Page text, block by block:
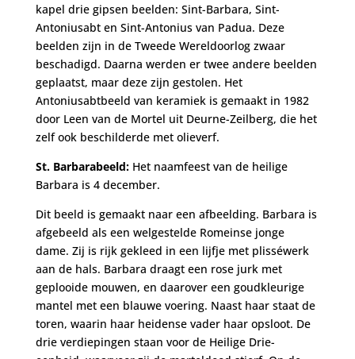
kapel drie gipsen beelden: Sint-Barbara, Sint-
Antoniusabt en Sint-Antonius van Padua. Deze
beelden zijn in de Tweede Wereldoorlog zwaar
beschadigd. Daarna werden er twee andere beelden
geplaatst, maar deze zijn gestolen. Het
Antoniusabtbeeld van keramiek is gemaakt in 1982
door Leen van de Mortel uit Deurne-Zeilberg, die het
zelf ook beschilderde met olieverf.
St. Barbarabeeld: Het naamfeest van de heilige
Barbara is 4 december.
Dit beeld is gemaakt naar een afbeelding. Barbara is
afgebeeld als een welgestelde Romeinse jonge
dame. Zij is rijk gekleed in een lijfje met plisséwerk
aan de hals. Barbara draagt een rose jurk met
geplooide mouwen, en daarover een goudkleurige
mantel met een blauwe voering. Naast haar staat de
toren, waarin haar heidense vader haar opsloot. De
drie verdiepingen staan voor de Heilige Drie-